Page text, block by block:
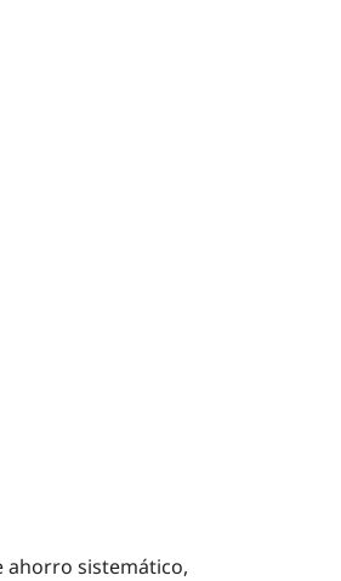
ahorro sistemático,